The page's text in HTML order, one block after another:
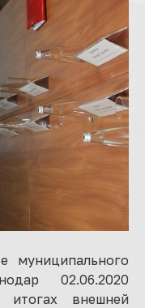
муниципального
02.06.2020
итогах внешней